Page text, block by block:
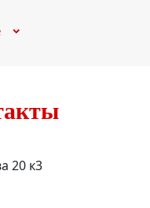
20 к3